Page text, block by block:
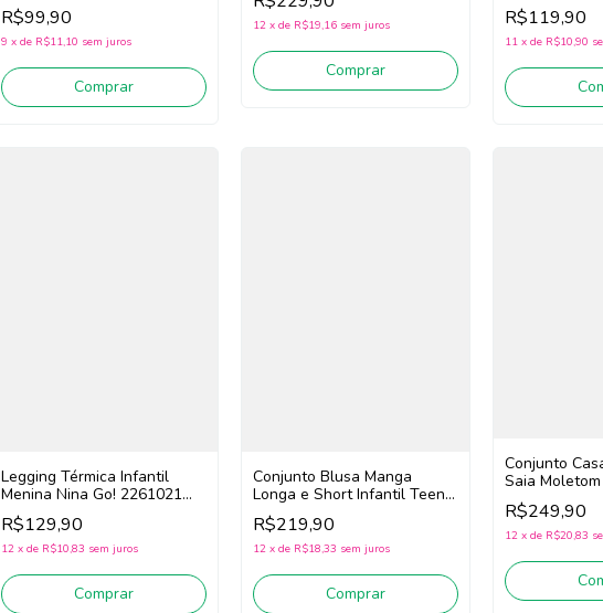
Go! 2261010 (Bege Claro)
R$99,90
9 x de R$11,10 sem juros
Comprar
12 x de R$19,16 sem juros
Comprar
2261006
R$119,90
11 x de R$10,90
Legging Térmica Infantil
Menina Nina Go! 2261021
(Preto)
R$129,90
12 x de R$10,83 sem juros
Comprar
Conjunto Blusa Manga
Longa e Short Infantil Teen
Menina Nina Go! 2261026
(Preto/Cinza)
R$219,90
12 x de R$18,33 sem juros
Comprar
Conjunto
Saia
Nina Go!
R$249,90
12 x de R$20,83